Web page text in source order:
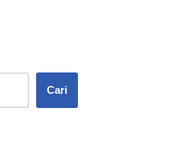
Cari